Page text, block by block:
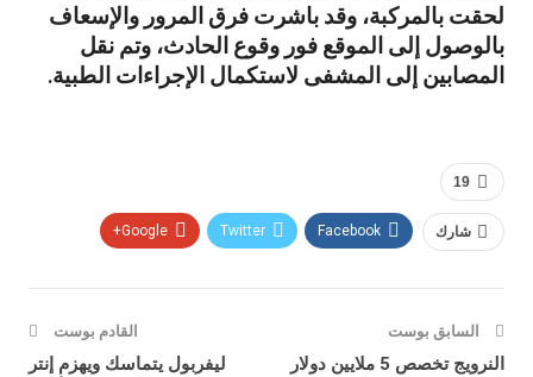
لحقت بالمركبة، وقد باشرت فرق المرور والإسعاف
بالوصول إلى الموقع فور وقوع الحادث، وتم نقل
المصابين إلى المشفى لاستكمال الإجراءات الطبية.
19
شارك Facebook
Twitter
Google+
السابق بوست
النرويج تخصص 5 ملايين دولار
القادم بوست
ليفربول يتماسك ويهزم إنتر